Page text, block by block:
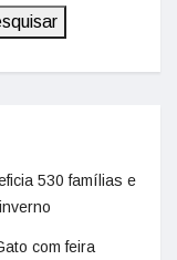
530 famílias e
com feira